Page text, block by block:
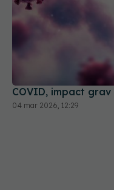
COVID, impact